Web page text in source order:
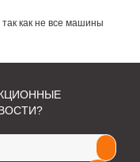
так как не все машины
как не все машины